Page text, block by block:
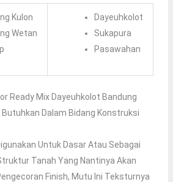
Kulon
Wetan
Dayeuhkolot
Sukapura
Pasawahan
Ready Mix Dayeuhkolot Bandung
Butuhkan Dalam Bidang Konstruksi
Untuk Dasar Atau Sebagai
Tanah Yang Nantinya Akan
Finish, Mutu Ini Teksturnya